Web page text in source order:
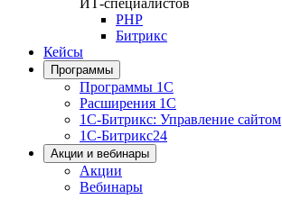
ИТ-специалистов
PHP
Битрикс
Кейсы
Программы
Программы 1С
Расширения 1С
1С-Битрикс: Управление сайтом
1С-Битрикс24
Акции и вебинары
Акции
Вебинары